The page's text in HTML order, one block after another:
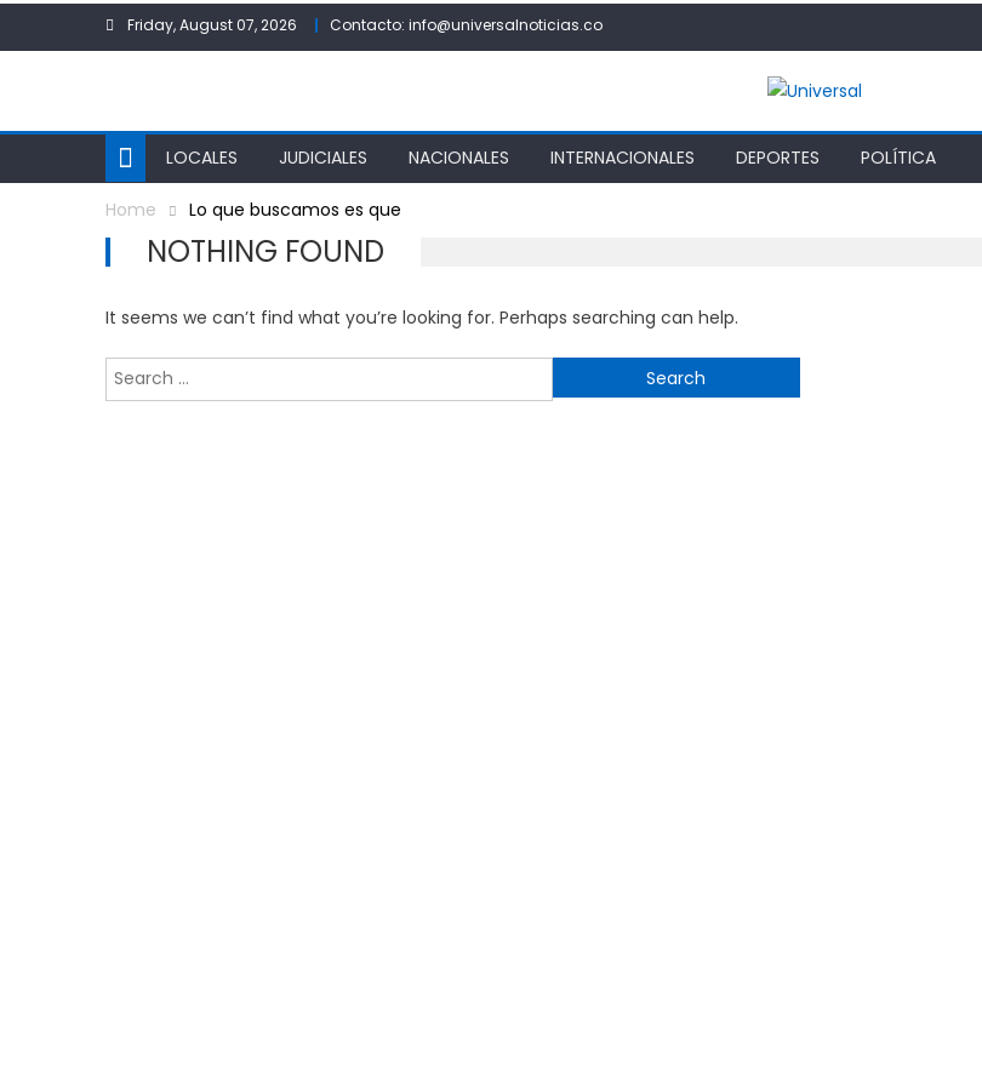
Friday, August 07, 2026 Contacto: info@universalnoticias.co
LOCALES JUDICIALES NACIONALES INTERNACIONALES DEPORTES POLÍTICA
Home Lo que buscamos es que
NOTHING FOUND
It seems we can’t find what you’re looking for. Perhaps searching can help.
for: